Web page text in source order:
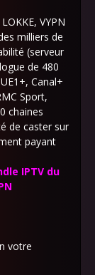
VYPN
milliers de
(serveur
de 480
Canal+
Sport,
chaines
de caster sur
payant
IPTV du
votre